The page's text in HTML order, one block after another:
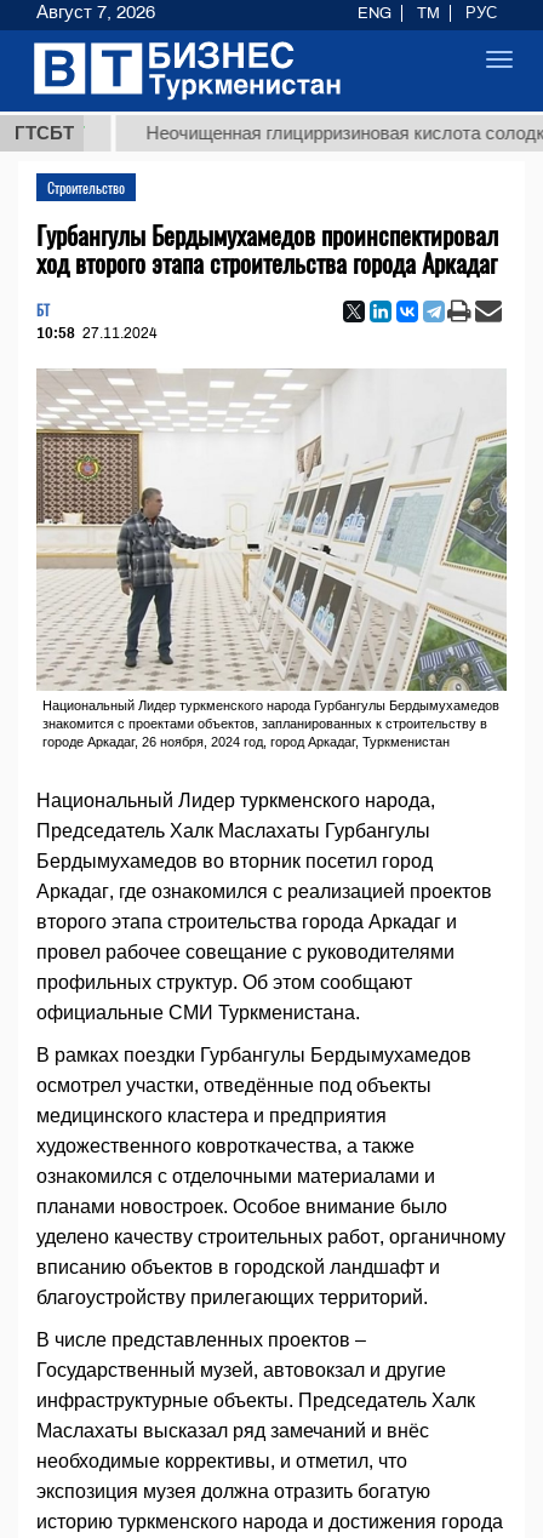
ГТСБТ Неочищенная глицирризиновая кислота солодкового
Строительство
Гурбангулы Бердымухамедов проинспектировал
ход второго этапа строительства города Аркадаг
БТ
10:58 27.11.2024
Национальный Лидер туркменского народа Гурбангулы Бердымухамедов
знакомится с проектами объектов, запланированных к строительству в
городе Аркадаг, 26 ноября, 2024 год, город Аркадаг, Туркменистан
Национальный Лидер туркменского народа,
Председатель Халк Маслахаты Гурбангулы
Бердымухамедов во вторник посетил город
Аркадаг, где ознакомился с реализацией проектов
второго этапа строительства города Аркадаг и
провел рабочее совещание с руководителями
профильных структур. Об этом сообщают
официальные СМИ Туркменистана.
В рамках поездки Гурбангулы Бердымухамедов
осмотрел участки, отведённые под объекты
медицинского кластера и предприятия
художественного ковроткачества, а также
ознакомился с отделочными материалами и
планами новостроек. Особое внимание было
уделено качеству строительных работ, органичному
вписанию объектов в городской ландшафт и
благоустройству прилегающих территорий.
В числе представленных проектов –
Государственный музей, автовокзал и другие
инфраструктурные объекты. Председатель Халк
Маслахаты высказал ряд замечаний и внёс
необходимые коррективы, и отметил, что
экспозиция музея должна отразить богатую
историю туркменского народа и достижения города
Август 7, 2026 ENG TM РУС